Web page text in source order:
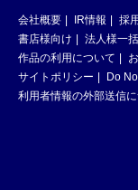
会社概要 IR情報 採
書店様向け
法人様一
作品の利用について
サイトポリシー
Do
利用者情報の外部送信